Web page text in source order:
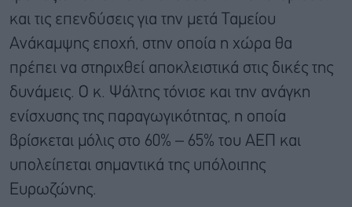
και τις επενδύσεις για την μετά Ταμείου
Ανάκαμψης εποχή, στην οποία η χώρα θα
πρέπει να στηριχθεί αποκλειστικά στις δικές της
δυνάμεις. Ο κ. Ψάλτης τόνισε και την ανάγκη
ενίσχυσης της παραγωγικότητας, η οποία
βρίσκεται μόλις στο 60% – 65% του ΑΕΠ και
υπολείπεται σημαντικά της υπόλοιπης
Ευρωζώνης.